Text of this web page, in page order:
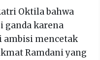
Oktila bahwa
ganda karena
mencetak
Ramdani yang